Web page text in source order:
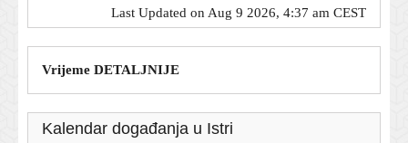
Last Updated on Aug 9 2026, 4:37 am CEST
Vrijeme DETALJNIJE
Kalendar događanja u Istri